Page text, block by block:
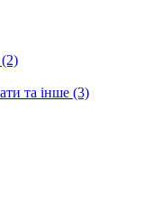
та інше (3)